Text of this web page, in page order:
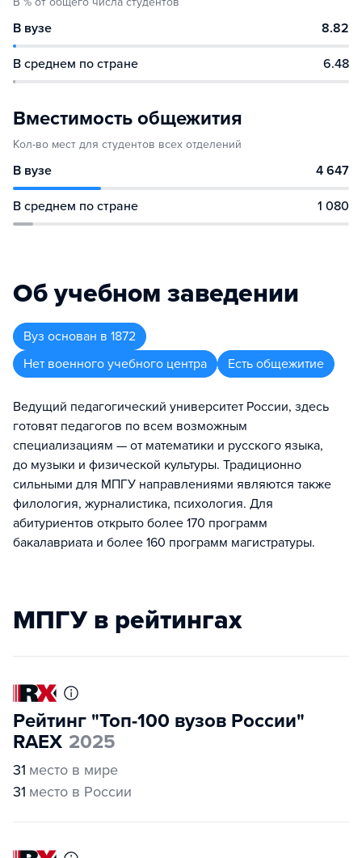
В вузе 8.82
В среднем по стране 6.48
Вместимость общежития
Кол-во мест для студентов всех отделений
В вузе 4 647
В среднем по стране 1 080
Об учебном заведении
Вуз основан в 1872
Нет военного учебного центра
Есть общежитие
Ведущий педагогический университет России, здесь
готовят педагогов по всем возможным
специализациям — от математики и русского языка,
до музыки и физической культуры. Традиционно
сильными для МПГУ направлениями являются также
филология, журналистика, психология. Для
абитуриентов открыто более 170 программ
бакалавриата и более 160 программ магистратуры.
МПГУ в рейтингах
Рейтинг "Топ-100 вузов России"
RAEX 2025
31 место в мире
31 место в России